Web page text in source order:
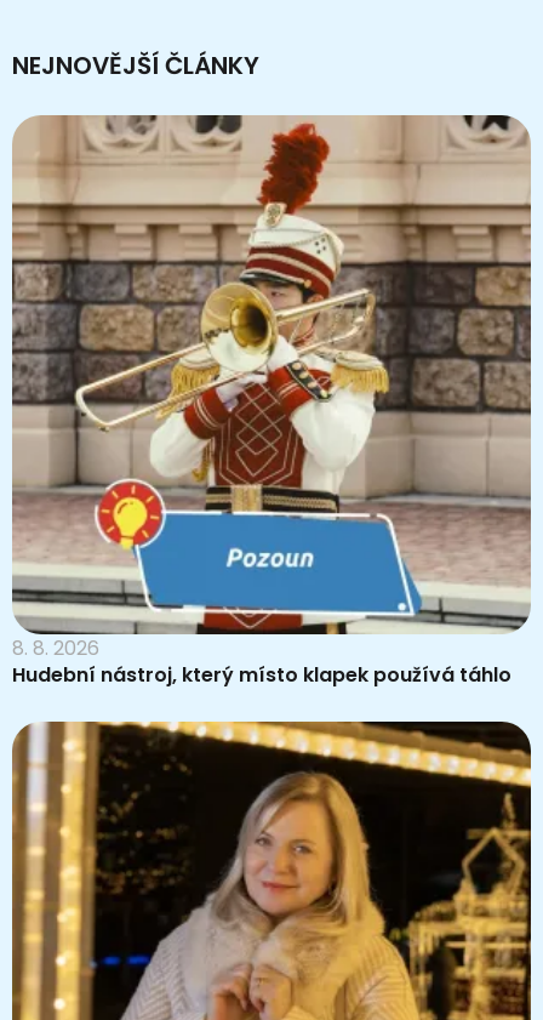
NEJNOVĚJŠÍ ČLÁNKY
8. 8. 2026
Hudební nástroj, který místo klapek používá táhlo